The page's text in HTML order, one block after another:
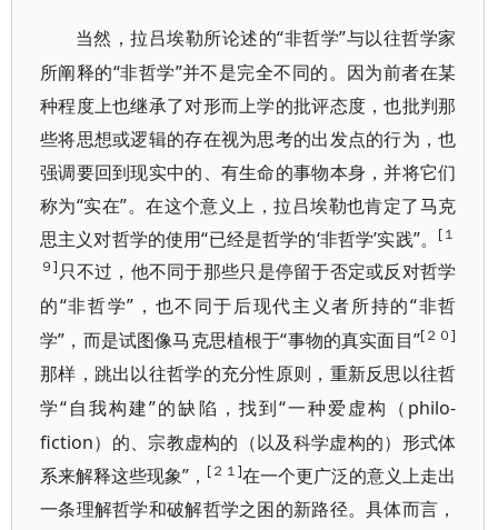
当然，拉吕埃勒所论述的“非哲学”与以往哲学家
所阐释的“非哲学”并不是完全不同的。因为前者在某
种程度上也继承了对形而上学的批评态度，也批判那
些将思想或逻辑的存在视为思考的出发点的行为，也
强调要回到现实中的、有生命的事物本身，并将它们
称为“实在”。在这个意义上，拉吕埃勒也肯定了马克
思主义对哲学的使用“已经是哲学的‘非哲学’实践”。
[１
９] 只不过，他不同于那些只是停留于否定或反对哲学
的“非哲学”，也不同于后现代主义者所持的“非哲
学”，而是试图像马克思植根于“事物的真实面目 ”[２０]
那样，跳出以往哲学的充分性原则，重新反思以往哲
学“自我构建”的缺陷，找到“一种爱虚构（philo-
fiction）的、宗教虚构的（以及科学虚构的）形式体
系来解释这些现象”， [２１]在一个更广泛的意义上走出
一条理解哲学和破解哲学之困的新路径。具体而言，